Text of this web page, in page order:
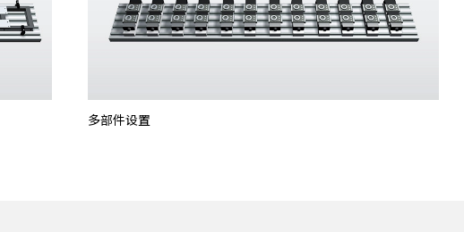
多部件设置